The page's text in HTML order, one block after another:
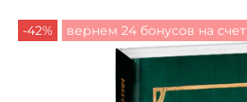
-42% вернем 24 бонусов на счет